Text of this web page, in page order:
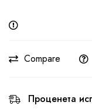
Compare
Проценета